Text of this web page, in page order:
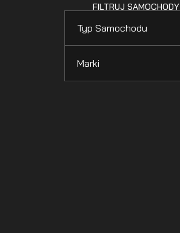
FILTRUJ SAMOCHODY
Typ Samochodu
Marki